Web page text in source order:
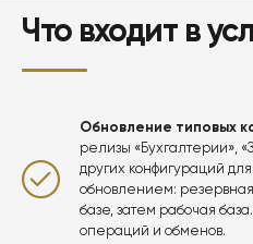
Что входит в
Обновление типовых
релизы «Бухгалтерии»,
других конфигураций
обновлением:
базе, затем рабочая
операций и обменов.